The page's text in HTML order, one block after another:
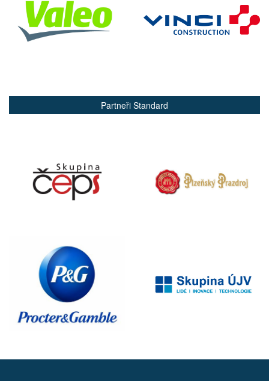
Partneři Standard